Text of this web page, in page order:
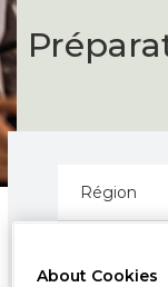
About Cookies